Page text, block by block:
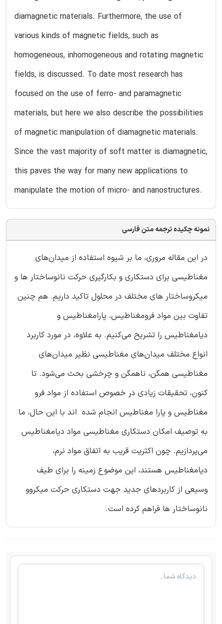
diamagnetic materials. Furthermore, the use of
various kinds of magnetic fields, such as
homogeneous, inhomogeneous and rotating magnetic
fields, is discussed. To date most research has
focused on the use of ferro- and paramagnetic
materials, but here we also describe the possibilities
of magnetic manipulation of diamagnetic materials.
Since the vast majority of soft matter is diamagnetic,
this paves the way for many new applications to
manipulate the motion of micro- and nanostructures.
نمونه چکیده ترجمه متن فارسی
در این مقاله مروری، ما بر شیوه استفاده از میدان‌های
مغناطیسی برای دستکاری و بکارگیری حرکت نانوساختار ها و
میکروساختار های مختلف در محلول تاکید داریم. هم چنین
تفاوت بین مواد فرومغناطیس، پارامغناطیس و
دیامغناطیس را تشریح می‌کنیم. به علاوه، در مورد کاربرد
انواع مختلف میدان‌های مغناطیسی نظیر میدان‌های
مغناطیسی همگن، ناهمگن و چرخشی بحث می‌شود. تا
کنون، تحقیقات زیادی در خصوص استفاده از مواد فرو
مغناطیس و پارا مغناطیس انجام شده اند با این حال، ما
به توصیف امکان دستکاری مغناطیسی مواد دیامغناطیس
می‌پردازیم. چون اکثریت قریب به اتفاق مواد نرم،
دیامغناطیس هستند، این موضوع زمینه را برای طیف
وسیعی از کاربردهای جدید جهت دستکاری حرکت میکروو
نانوساختار ها فراهم کرده است.